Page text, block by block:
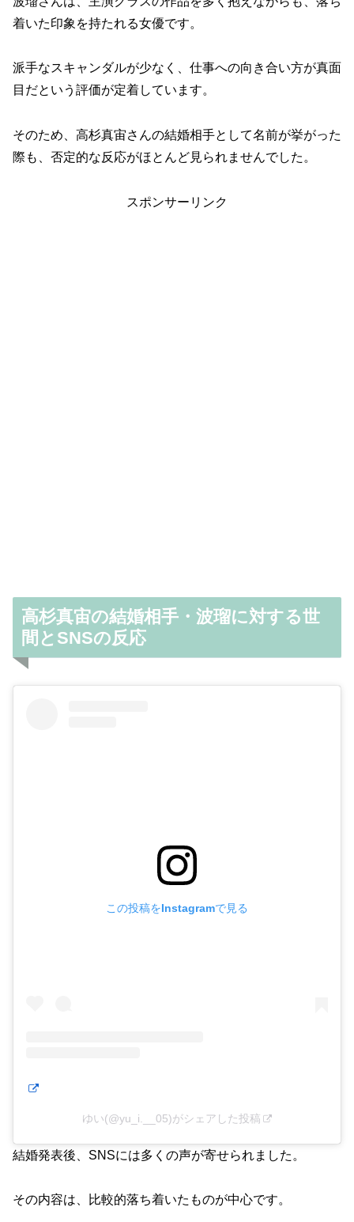
着いた印象を持たれる女優です。
派手なスキャンダルが少なく、仕事への向き合い方が真面
目だという評価が定着しています。
そのため、高杉真宙さんの結婚相手として名前が挙がった
際も、否定的な反応がほとんど見られませんでした。
スポンサーリンク
高杉真宙の結婚相手・波瑠に対する世
間とSNSの反応
この投稿をInstagramで見る
ゆい(@yu_i.__05)がシェアした投稿
結婚発表後、SNSには多くの声が寄せられました。
その内容は、比較的落ち着いたものが中心です。